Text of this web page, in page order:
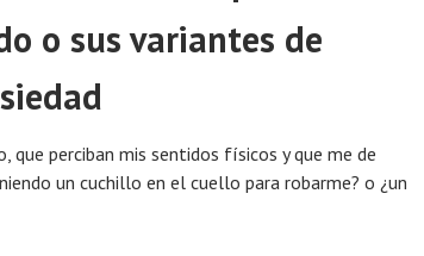
o sus variantes de
que perciban mis sentidos físicos y que me de
un cuchillo en el cuello para robarme? o ¿un